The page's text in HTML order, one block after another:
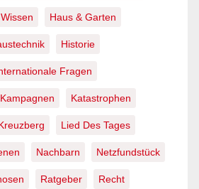
Zehlendorf Zitate